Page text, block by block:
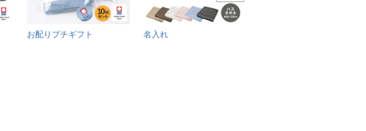
お配りプチギフト 名入れ